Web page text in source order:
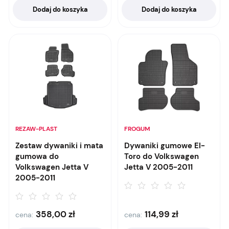
Dodaj do koszyka Dodaj do koszyka
REZAW-PLAST
Zestaw dywaniki i mata
gumowa do
Volkswagen Jetta V
2005-2011
cena: 358,00zł
FROGUM
Dywaniki gumowe El-
Toro do Volkswagen
Jetta V 2005-2011
cena: 114,99 zł